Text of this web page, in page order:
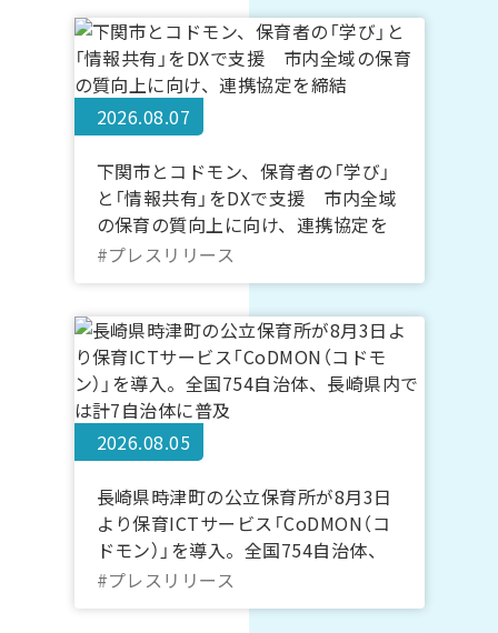
2026.08.07
下関市とコドモン、保育者の「学び」
と「情報共有」をDXで支援 市内全域
の保育の質向上に向け、連携協定を
締結
#プレスリリース
2026.08.05
長崎県時津町の公立保育所が8月3日
より保育ICTサービス「CoDMON（コ
ドモン）」を導入。全国754自治体、
長崎県内では計7自治体に普及
#プレスリリース